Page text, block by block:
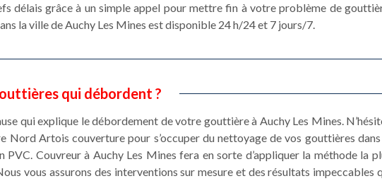
délais grâce à un simple appel pour mettre fin à votre problème de
la ville de Auchy Les Mines est disponible 24 h/24 et 7 jours/7.
qui débordent ?
qui explique le débordement de votre gouttière à Auchy Les Mines.
Nord Artois couverture pour s’occuper du nettoyage de vos gouttières
Couvreur à Auchy Les Mines fera en sorte d’appliquer la méthode la
vous assurons des interventions sur mesure et des résultats impeccables